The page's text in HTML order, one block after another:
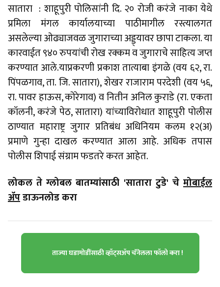
सातारा : शाहूपुरी पोलिसांनी दि. २० रोजी करंजे नाका येथे
प्रमिला मंगल कार्यालयाच्या पाठीमागील रस्त्यालगत
असलेल्या ओढ्याजवळ जुगाराच्या अड्ड्यावर छापा टाकला. या
कारवाईत ९४० रुपयांची रोख रक्कम व जुगाराचे साहित्य जप्त
करण्यात आले.याप्रकरणी प्रकाश तात्याबा इंगळे (वय ६२, रा.
पिंपळगाव, ता. जि. सातारा), शेखर राजाराम परदेशी (वय ५६,
रा. पावर हाऊस, कोरेगाव) व नितीन अनिल कुराडे (रा. एकता
कॉलनी, करंजे पेठ, सातारा) यांच्याविरोधात शाहूपुरी पोलीस
ठाण्यात महाराष्ट्र जुगार प्रतिबंध अधिनियम कलम १२(अ)
प्रमाणे गुन्हा दाखल करण्यात आला आहे. अधिक तपास
पोलीस शिपाई संग्राम फडतरे करत आहेत.
लोकल ते ग्लोबल बातम्यांसाठी 'सातारा टुडे' चे मोबाईल
ॲपडाऊनलोड करा
ताज्या घडामोडींसाठी व्हॉट्सॲप चॅनेलला फॉलो करा !